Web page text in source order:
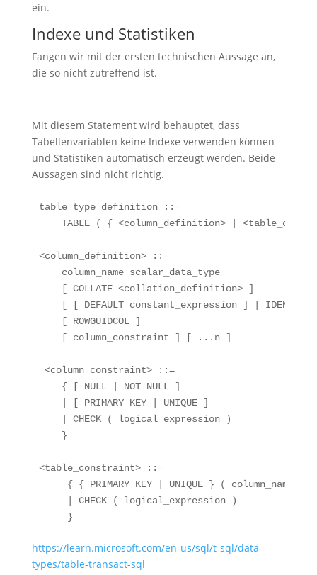
ein.
Indexe und Statistiken
Fangen wir mit der ersten technischen Aussage an,
die so nicht zutreffend ist.
Mit diesem Statement wird behauptet, dass
Tabellenvariablen keine Indexe verwenden können
und Statistiken automatisch erzeugt werden. Beide
Aussagen sind nicht richtig.
table_type_definition ::=
TABLE ( { <column_definition> |
<column_definition> ::=
    column_name scalar_data_type
    [ COLLATE <collation_definition> ]
[ [ DEFAULT constant_expression ] | IDENTITY
    [ ROWGUIDCOL ]
    [ column_constraint ] [ ...n ]
<column_constraint> ::=
    { [ NULL | NOT NULL ]
    | [ PRIMARY KEY | UNIQUE ]
    | CHECK ( logical_expression )
    }
<table_constraint> ::=
{ { PRIMARY KEY | UNIQUE } ( column_name [
     | CHECK ( logical_expression )
https://learn.microsoft.com/en-us/sql/t-sql/data-
types/table-transact-sql